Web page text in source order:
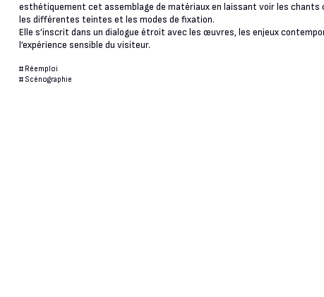
esthétiquement cet assemblage de matériaux en laissant voir les chants
les différentes teintes et les modes de fixation.
Elle s’inscrit dans un dialogue étroit avec les œuvres, les enjeux
l’expérience sensible du visiteur.
# Réemploi
# Scénographie